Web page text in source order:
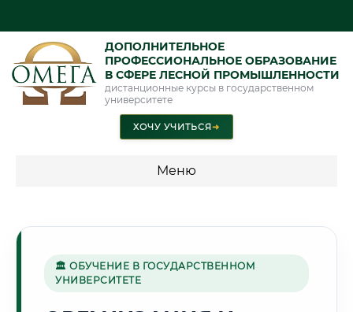
ДОПОЛНИТЕЛЬНОЕ
ПРОФЕССИОНАЛЬНОЕ ОБРАЗОВАНИЕ
В СФЕРЕ ЛЕСНОЙ ПРОМЫШЛЕННОСТИ
дистанционные курсы в государственном
университете
ХОЧУ УЧИТЬСЯ➜
Меню
промышленность"
🏛 ОБУЧЕНИЕ В ГОСУДАРСТВЕННОМ
УНИВЕРСИТЕТЕ